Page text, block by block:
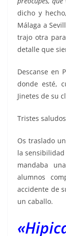
dicho y
Málaga a
trajo otra
detalle que
Descanse en
donde esté,
Jinetes de su
Tristes
Os traslado
la
mandaba
alumnos
accidente de
un caballo.